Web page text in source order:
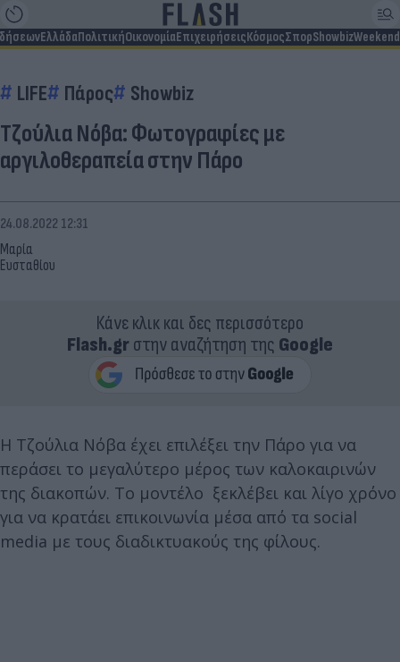
ΕλλάδαΠολιτικήΟικονομίαΕπιχειρήσειςΚόσμοςΣπορShowbizWeekend
LIFE Πάρος Showbiz
Τζούλια Νόβα: Φωτογραφίες με
αργιλοθεραπεία στην Πάρο
Μαρία
Ευσταθίου
24.08.2022 12:31
Κάνε κλικ και δες περισσότερο
Flash.grστην αναζήτηση της Google
H Τζούλια Νόβα έχει επιλέξει την Πάρο για να
περάσει το μεγαλύτερο μέρος των καλοκαιρινών
της διακοπών. Το μοντέλο ξεκλέβει και λίγο χρόνο
για να κρατάει επικοινωνία μέσα από τα social
media με τους διαδικτυακούς της φίλους.